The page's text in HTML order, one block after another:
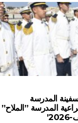
المدرسة
المدرسة ”الملاح”